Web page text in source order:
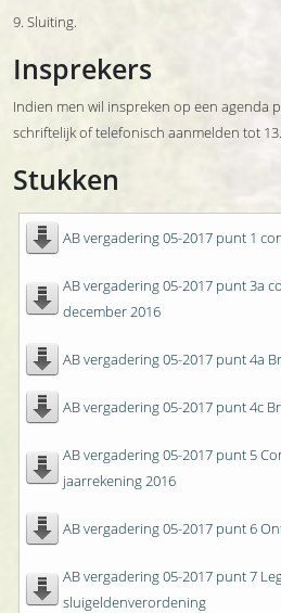
9. Sluiting.
Insprekers
Indien men wil inspreken op een agenda
schriftelijk of telefonisch aanmelden tot
Stukken
AB vergadering 05-2017 punt 1
AB vergadering 05-2017 punt 3a
december 2016
AB vergadering 05-2017 punt 4a
AB vergadering 05-2017 punt 4c
AB vergadering 05-2017 punt 5
jaarrekening 2016
AB vergadering 05-2017 punt 6
AB vergadering 05-2017 punt 7
sluigeldenverordening